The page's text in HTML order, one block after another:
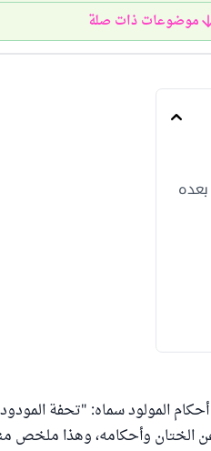
موضوعات ذات صلة
أحكام المولود سماه: "تحفة
الختان وأحكامه، وهذا ملخص